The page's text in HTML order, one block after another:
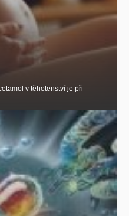
v těhotenství je při